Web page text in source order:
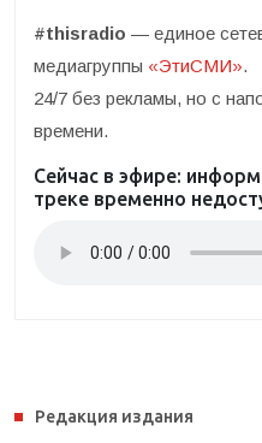
#thisradio — единое
медиагруппы «ЭтиСМИ».
24/7 без рекламы, но с
времени.
Сейчас в эфире:
треке временно
Редакция издания